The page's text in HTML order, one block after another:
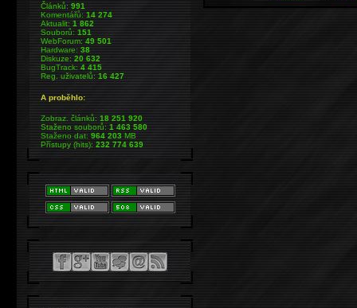
Článků:991
Komentářů:14 274
Aktualit:1 862
Souborů:151
WebForum:49 501
Hardware:38
Diskuze:20 632
BugTrack:4 415
Reg. uživatelů:16 427
A proběhlo:
Zobraz. článků:18 251 920
Staženo souborů:1 463 580
Staženo dat:964 203MB
Přístupy (hits):232 774 639